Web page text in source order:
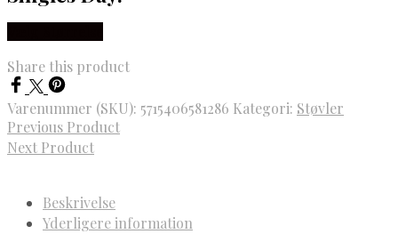
Share this product
Varenummer (SKU): 5715406581286 Kategori: Støvler
Previous Product
Next Product
Beskrivelse
Yderligere information